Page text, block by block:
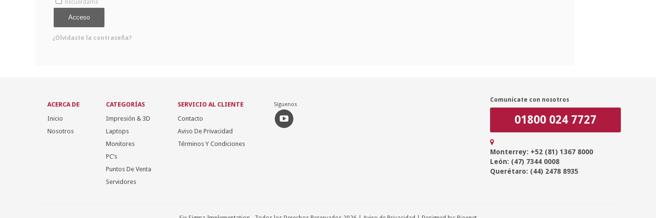
Recuérdame
Acceso
¿Olvidaste la contraseña?
ACERCA DE
Inicio
Nosotros
CATEGORÍAS
Impresión & 3D
Laptops
Monitores
PC’s
Puntos De Venta
Servidores
SERVICIO AL CLIENTE
Contacto
Aviso De Privacidad
Términos Y Condiciones
Síguenos
Comunícate con nosotros
01800 024 7727
Monterrey: +52 (81) 1367 8000
León: (47) 7344 0008
Querétaro: (44) 2478 8935